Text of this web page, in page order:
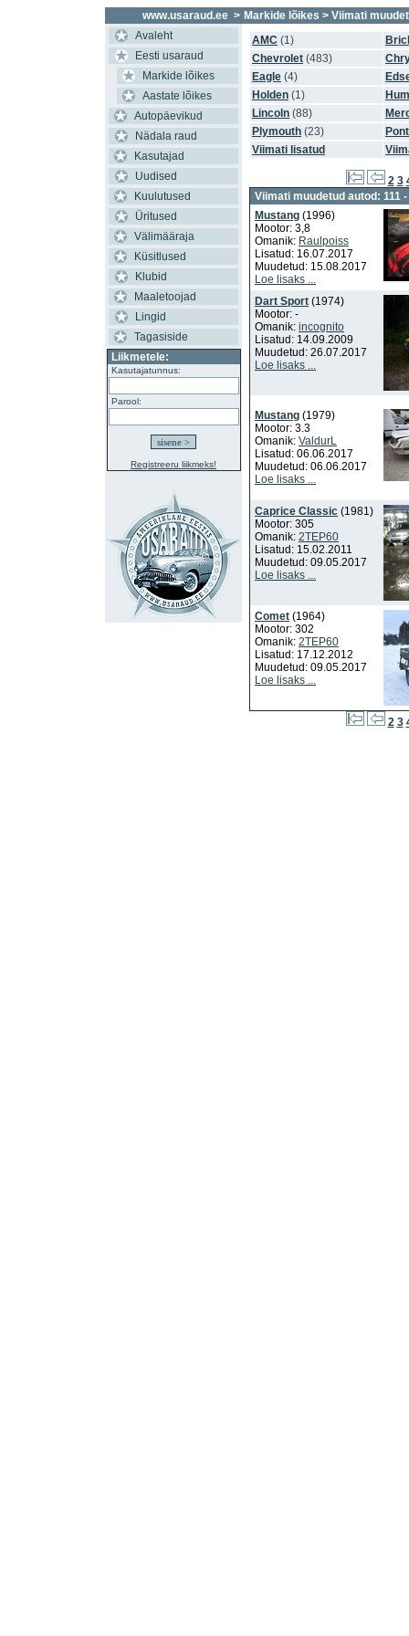
www.usaraud.ee >
Avaleht
Eesti usaraud
Markide lõikes
Aastate lõikes
Autopäevikud
Nädala raud
Kasutajad
Uudised
Kuulutused
Üritused
Välimääraja
Küsitlused
Klubid
Maaletoojad
Lingid
Tagasiside
Liikmetele:
Kasutajatunnus:
Parool:
Registreeru liikmeks!
Markide lõikes > Viimati
AMC (1)
Chevrolet (483)
Eagle (4)
Holden (1)
Lincoln (88)
Plymouth (23)
Viimati lisatud
2 3
Viimati muudetud autod: 111
Mustang (1996)
Mootor: 3,8
Omanik: Raulpoiss
Lisatud: 16.07.2017
Muudetud: 15.08.2017
Loe lisaks ...
Dart Sport (1974)
Mootor: -
Omanik: incognito
Lisatud: 14.09.2009
Muudetud: 26.07.2017
Loe lisaks ...
Mustang (1979)
Mootor: 3.3
Omanik: ValdurL
Lisatud: 06.06.2017
Muudetud: 06.06.2017
Loe lisaks ...
Caprice Classic (1981)
Mootor: 305
Omanik: 2TEP60
Lisatud: 15.02.2011
Muudetud: 09.05.2017
Loe lisaks ...
Comet (1964)
Mootor: 302
Omanik: 2TEP60
Lisatud: 17.12.2012
Muudetud: 09.05.2017
Loe lisaks ...
2 3